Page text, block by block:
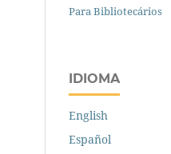
Para Bibliotecários
IDIOMA
English
Español